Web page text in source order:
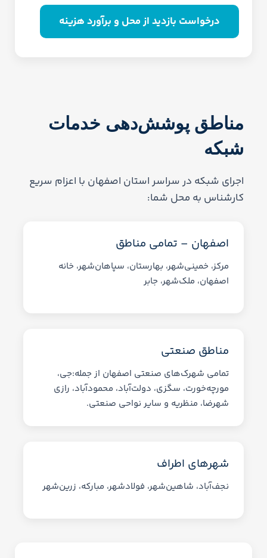
درخواست بازدید از محل و برآورد هزینه
مناطق پوشش‌دهی خدمات
شبکه
اجرای شبکه در سراسر استان اصفهان با اعزام سریع
کارشناس به محل شما:
اصفهان – تمامی مناطق
مرکز، خمینی‌شهر، بهارستان، سپاهان‌شهر، خانه
اصفهان، ملک‌شهر، جابر
مناطق صنعتی
تمامی شهرک‌های صنعتی اصفهان از جمله:جی،
مورچه‌خورت، سگزی، دولت‌آباد، محمودآباد، رازی
شهرضا، منظریه و سایر نواحی صنعتی.
شهرهای اطراف
نجف‌آباد، شاهین‌شهر، فولادشهر، مبارکه، زرین‌شهر